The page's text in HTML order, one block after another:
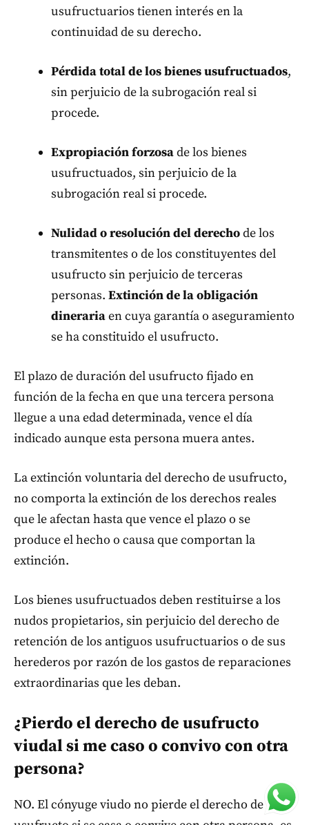
usufructuarios tienen interés en la
continuidad de su derecho.
Pérdida total de los bienes usufructuados,
sin perjuicio de la subrogación real si
procede.
Expropiación forzosade los bienes
usufructuados, sin perjuicio de la
subrogación real si procede.
Nulidad o resolución del derechode los
transmitentes o de los constituyentes del
usufructo sin perjuicio de terceras
personas. Extinción de la obligación
dinerariaen cuya garantía o aseguramiento
se ha constituido el usufructo.
El plazo de duración del usufructo fijado en
función de la fecha en que una tercera persona
llegue a una edad determinada, vence el día
indicado aunque esta persona muera antes.
La extinción voluntaria del derecho de usufructo,
no comporta la extinción de los derechos reales
que le afectan hasta que vence el plazo o se
produce el hecho o causa que comportan la
extinción.
Los bienes usufructuados deben restituirse a los
nudos propietarios, sin perjuicio del derecho de
retención de los antiguos usufructuarios o de sus
herederos por razón de los gastos de reparaciones
extraordinarias que les deban.
¿Pierdo el derecho de usufructo
viudal si me caso o convivo con otra
persona?
NO. El cónyuge viudo no pierde el derecho de